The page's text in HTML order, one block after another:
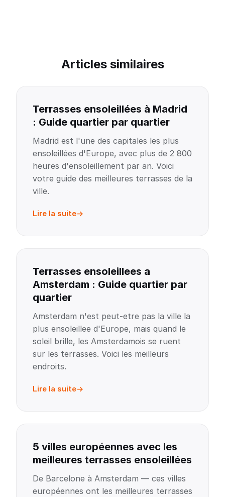
Articles similaires
Terrasses ensoleillées à Madrid
: Guide quartier par quartier
Madrid est l'une des capitales les plus
ensoleillées d'Europe, avec plus de 2 800
heures d'ensoleillement par an. Voici
votre guide des meilleures terrasses de la
ville.
Lire la suite
Terrasses ensoleillees a
Amsterdam : Guide quartier par
quartier
Amsterdam n'est peut-etre pas la ville la
plus ensoleillee d'Europe, mais quand le
soleil brille, les Amsterdamois se ruent
sur les terrasses. Voici les meilleurs
endroits.
Lire la suite
5 villes européennes avec les
meilleures terrasses ensoleillées
De Barcelone à Amsterdam — ces villes
européennes ont les meilleures terrasses